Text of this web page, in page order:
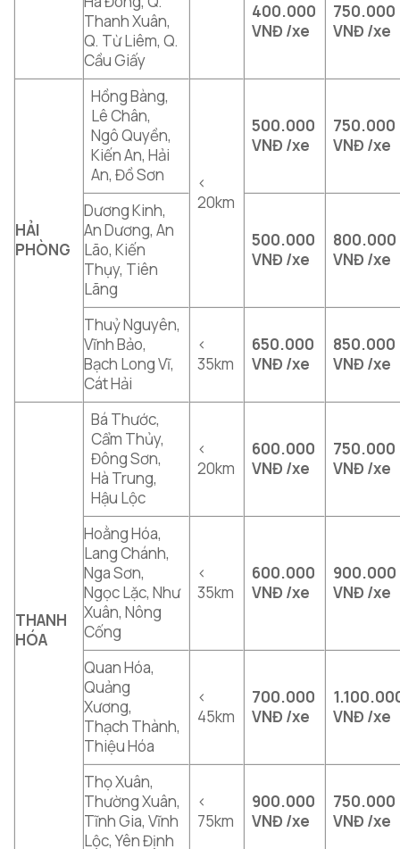
Thanh Xuân,
Q. Từ Liêm, Q.
Cầu Giấy
400.000
VNĐ /xe
750.000
VNĐ /xe
HẢI
PHÒNG
Hồng Bàng,
Lê Chân,
Ngô Quyền,
Kiến An, Hải
An, Đồ Sơn
<
20km
500.000
VNĐ /xe
750.000
VNĐ /xe
Dương Kinh,
An Dương, An
Lão, Kiến
Thụy, Tiên
Lãng
500.000
VNĐ /xe
800.000
VNĐ /xe
Thuỷ Nguyên,
Vĩnh Bảo,
Bạch Long Vĩ,
Cát Hải
<
35km
650.000
VNĐ /xe
850.000
VNĐ /xe
THANH
HÓA
Bá Thước,
Cẩm Thủy,
Đông Sơn,
Hà Trung,
Hậu Lộc
<
20km
600.000
VNĐ /xe
750.000
VNĐ /xe
Hoằng Hóa,
Lang Chánh,
Nga Sơn,
Ngọc Lặc, Như
Xuân, Nông
Cống
<
35km
600.000
VNĐ /xe
900.000
VNĐ /xe
Quan Hóa,
Quảng
Xương,
Thạch Thành,
Thiệu Hóa
<
45km
700.000
VNĐ /xe
VNĐ /xe
Thọ Xuân,
Thường Xuân,
Tĩnh Gia, Vĩnh
Lộc, Yên Định
<
75km
900.000
VNĐ /xe
750.000
VNĐ /xe